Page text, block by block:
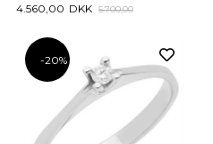
4.560,00 DKK 5.700,00
-20%